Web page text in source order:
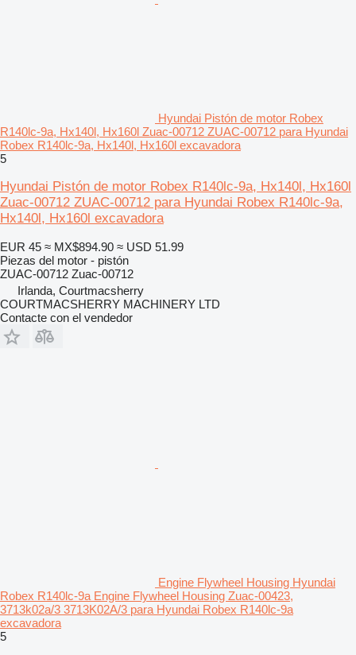
Hyundai Pistón de motor Robex
R140lc-9a, Hx140l, Hx160l Zuac-00712 ZUAC-00712 para Hyundai
Robex R140lc-9a, Hx140l, Hx160l excavadora
5
Hyundai Pistón de motor Robex R140lc-9a, Hx140l, Hx160l
Zuac-00712 ZUAC-00712 para Hyundai Robex R140lc-9a,
Hx140l, Hx160l excavadora
EUR 45 ≈ MX$894.90 ≈ USD 51.99
Piezas del motor - pistón
ZUAC-00712 Zuac-00712
Irlanda, Courtmacsherry
COURTMACSHERRY MACHINERY LTD
Contacte con el vendedor
Engine Flywheel Housing Hyundai
Robex R140lc-9a Engine Flywheel Housing Zuac-00423,
3713k02a/3 3713K02A/3 para Hyundai Robex R140lc-9a
excavadora
5